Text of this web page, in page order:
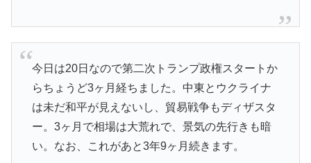
今日は20日なので第二次トランプ政権スタートか
らちょうど3ヶ月経ちました。中東とウクライナ
は未だ和平が見えないし、貿易戦争もディザスタ
ー。3ヶ月で相場は大荒れで、景気の先行きも暗
い。なお、これがあと3年9ヶ月続きます。